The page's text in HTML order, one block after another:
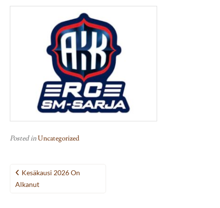
Posted inUncategorized
Post
navigation
Kesäkausi 2026 On
Alkanut